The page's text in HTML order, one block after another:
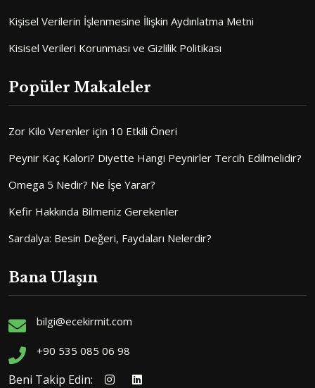
Kişisel Verilerin İşlenmesine İlişkin Aydınlatma Metni
Kisisel Verileri Korunması ve Gizlilik Politikası
Popüler Makaleler
Zor Kilo Verenler için 10 Etkili Öneri
Peynir Kaç Kalori? Diyette Hangi Peynirler Tercih Edilmelidir?
Omega 5 Nedir? Ne İşe Yarar?
Kefir Hakkında Bilmeniz Gerekenler
Sardalya: Besin Değeri, Faydaları Nelerdir?
Bana Ulaşın
bilgi@ecekirmit.com
+90 535 085 06 98
Beni Takip Edin: